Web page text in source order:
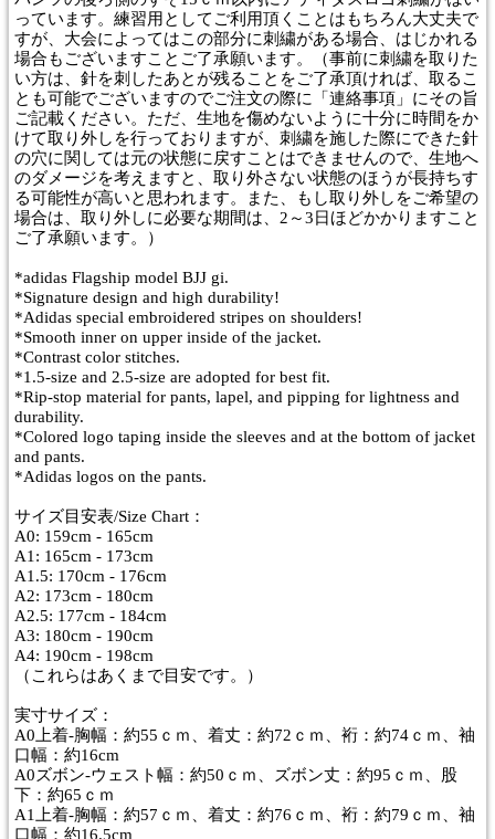
っています。練習用としてご利用頂くことはもちろん大丈夫で
すが、大会によってはこの部分に刺繍がある場合、はじかれる
場合もございますことご了承願います。（事前に刺繍を取りた
い方は、針を刺したあとが残ることをご了承頂ければ、取るこ
とも可能でございますのでご注文の際に「連絡事項」にその旨
ご記載ください。ただ、生地を傷めないように十分に時間をか
けて取り外しを行っておりますが、刺繍を施した際にできた針
の穴に関しては元の状態に戻すことはできませんので、生地へ
のダメージを考えますと、取り外さない状態のほうが長持ちす
る可能性が高いと思われます。また、もし取り外しをご希望の
場合は、取り外しに必要な期間は、2～3日ほどかかりますこと
ご了承願います。）
*adidas Flagship model BJJ gi.
*Signature design and high durability!
*Adidas special embroidered stripes on shoulders!
*Smooth inner on upper inside of the jacket.
*Contrast color stitches.
*1.5-size and 2.5-size are adopted for best fit.
*Rip-stop material for pants, lapel, and pipping for lightness and
durability.
*Colored logo taping inside the sleeves and at the bottom of jacket
and pants.
*Adidas logos on the pants.
サイズ目安表/Size Chart：
A0: 159cm - 165cm
A1: 165cm - 173cm
A1.5: 170cm - 176cm
A2: 173cm - 180cm
A2.5: 177cm - 184cm
A3: 180cm - 190cm
A4: 190cm - 198cm
（これらはあくまで目安です。）
実寸サイズ：
A0上着-胸幅：約55ｃｍ、着丈：約72ｃｍ、裄：約74ｃｍ、袖
口幅：約16cm
A0ズボン-ウェスト幅：約50ｃｍ、ズボン丈：約95ｃｍ、股
下：約65ｃｍ
A1上着-胸幅：約57ｃｍ、着丈：約76ｃｍ、裄：約79ｃｍ、袖
口幅：約16.5cm